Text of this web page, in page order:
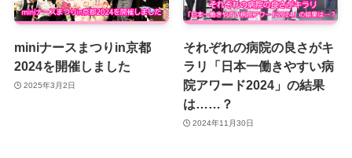
miniナースまつりin京都
2024を開催しました
2025年3月2日
それぞれの病院の良さがキ
ラリ「日本一働きやすい病
院アワード2024」の結果
は……？
2024年11月30日